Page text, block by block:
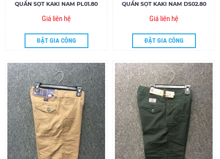
QUẦN SỌT KAKI NAM PL01.80
Giá liên hệ
ĐẶT GIA CÔNG
QUẦN SỌT KAKI NAM DS02.80
Giá liên hệ
ĐẶT GIA CÔNG